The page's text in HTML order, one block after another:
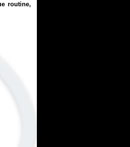
routine,